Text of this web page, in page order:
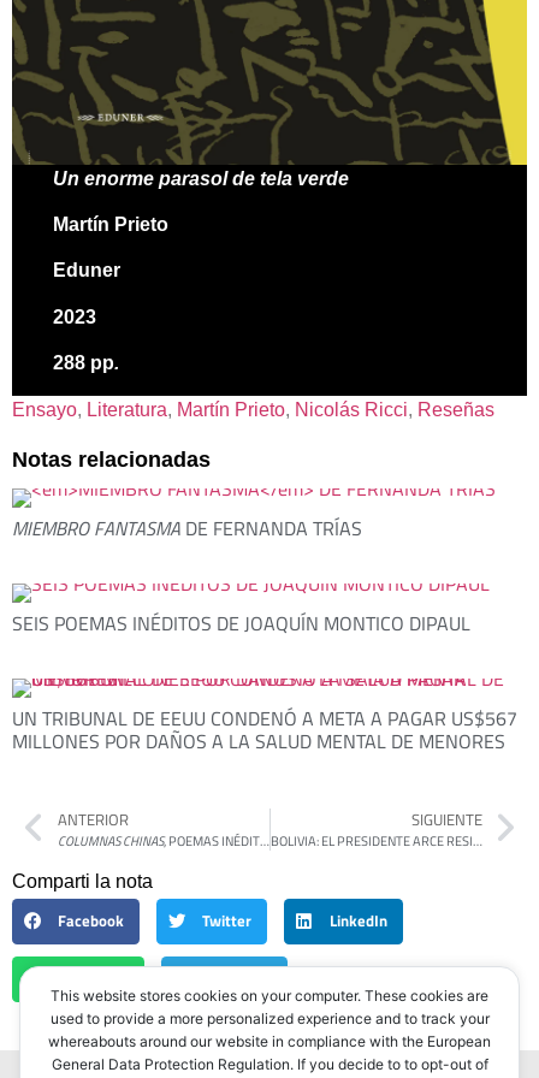
Un enorme parasol de tela verde
Martín Prieto
Eduner
2023
288 pp.
Ensayo, Literatura, Martín Prieto, Nicolás Ricci, Reseñas
Notas relacionadas
MIEMBRO FANTASMA DE FERNANDA TRÍAS
SEIS POEMAS INÉDITOS DE JOAQUÍN MONTICO DIPAUL
UN TRIBUNAL DE EEUU CONDENÓ A META A PAGAR US$567
MILLONES POR DAÑOS A LA SALUD MENTAL DE MENORES
ANTERIOR
COLUMNAS CHINAS, POEMAS INÉDITOS DE LUIS SAN MARTÍN
SIGUIENTE
BOLIVIA: EL PRESIDENTE ARCE RESISTIÓ UN INTENTO DE GOLPE DE ESTADO
Comparti la nota
Facebook Twitter LinkedIn
This website stores cookies on your computer. These cookies are
used to provide a more personalized experience and to track your
whereabouts around our website in compliance with the European
General Data Protection Regulation. If you decide to to opt-out of